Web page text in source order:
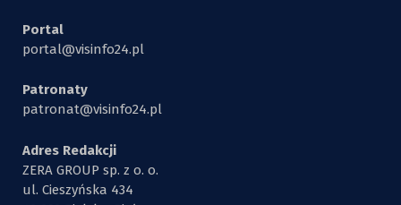
Portal
portal@visinfo24.pl
Patronaty
patronat@visinfo24.pl
Adres Redakcji
ZERA GROUP sp. z o. o.
ul. Cieszyńska 434